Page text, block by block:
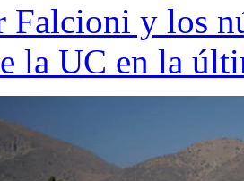
Falcioni y los
la UC en la